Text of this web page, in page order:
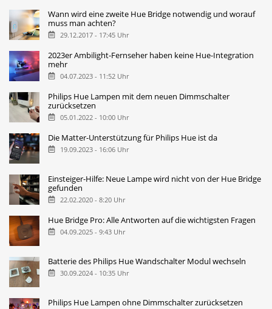
Wann wird eine zweite Hue Bridge notwendig und worauf
muss man achten?
29.12.2017 - 17:45 Uhr
2023er Ambilight-Fernseher haben keine Hue-Integration
mehr
04.07.2023 - 11:52 Uhr
Philips Hue Lampen mit dem neuen Dimmschalter
zurücksetzen
05.01.2022 - 10:00 Uhr
Die Matter-Unterstützung für Philips Hue ist da
19.09.2023 - 16:06 Uhr
Einsteiger-Hilfe: Neue Lampe wird nicht von der Hue Bridge
gefunden
22.02.2020 - 8:20 Uhr
Hue Bridge Pro: Alle Antworten auf die wichtigsten Fragen
04.09.2025 - 9:43 Uhr
Batterie des Philips Hue Wandschalter Modul wechseln
30.09.2024 - 10:35 Uhr
Philips Hue Lampen ohne Dimmschalter zurücksetzen